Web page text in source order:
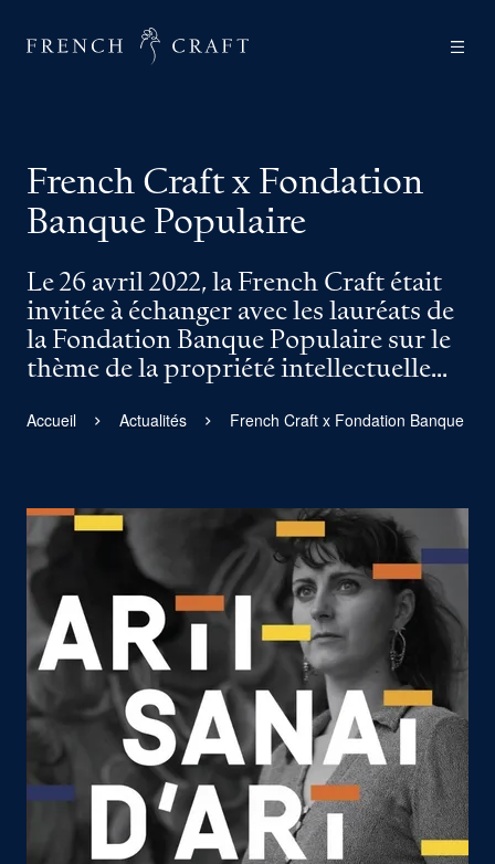
French Craft x Fondation
Banque Populaire
Le 26 avril 2022, la French Craft était
invitée à échanger avec les lauréats de
la Fondation Banque Populaire sur le
thème de la propriété intellectuelle...
Accueil Actualités French Craft x Fondation Banque
Agrandir